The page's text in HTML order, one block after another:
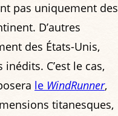
pas uniquement des
D’autres
des États-Unis,
C’est le cas,
le WindRunner,
titanesques,